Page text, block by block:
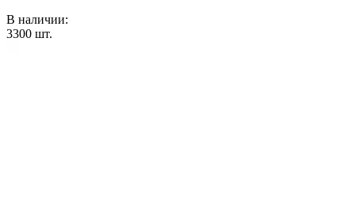
В наличии:
3300 шт.